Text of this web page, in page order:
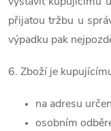
přijatou tržbu u
výpadku pak
6. Zboží je
na adresu
osobním